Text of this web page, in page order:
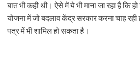
बात भी कही थी। ऐसे में ये भी माना जा रहा है कि
योजना में जो बदलाव केंद्र सरकार करना चाह रही
पत्र में भी शामिल हो सकता है।